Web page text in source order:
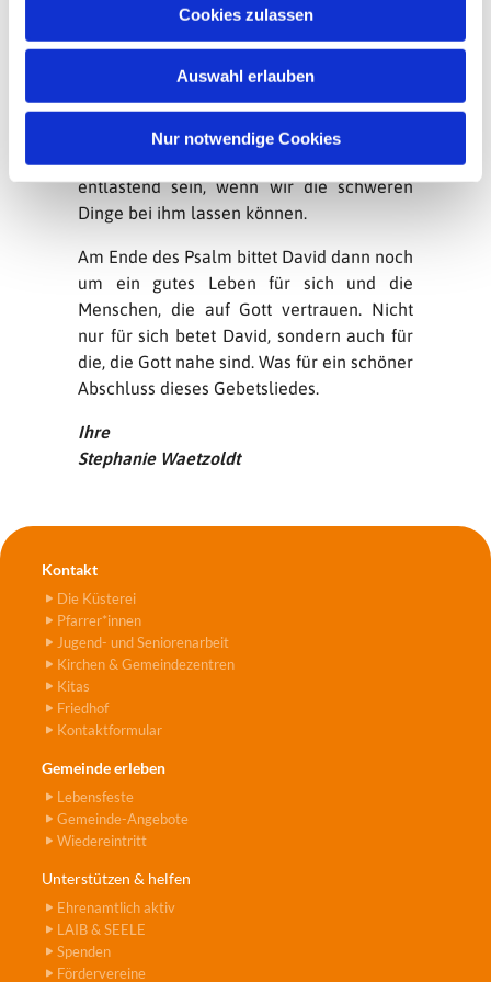
Cookies zulassen
Auswahl erlauben
Nur notwendige Cookies
auch die bösen – aussprechen. Bei ihm
sind sie gut aufgehoben. Und, Gott sei
Dank, was Gott aus dem, was wir ihm
anvertrauen macht, steht ganz in seinem
Willen. Mit Gott zu reden kann wunderbar
entlastend sein, wenn wir die schweren
Dinge bei ihm lassen können.
Am Ende des Psalm bittet David dann noch
um ein gutes Leben für sich und die
Menschen, die auf Gott vertrauen. Nicht
nur für sich betet David, sondern auch für
die, die Gott nahe sind. Was für ein schöner
Abschluss dieses Gebetsliedes.
Ihre
Stephanie Waetzoldt
Kontakt
Die Küsterei
Pfarrer*innen
Jugend- und Seniorenarbeit
Kirchen & Gemeindezentren
Kitas
Friedhof
Kontaktformular
Gemeinde erleben
Lebensfeste
Gemeinde-Angebote
Wiedereintritt
Unterstützen & helfen
Ehrenamtlich aktiv
LAIB & SEELE
Spenden
Fördervereine